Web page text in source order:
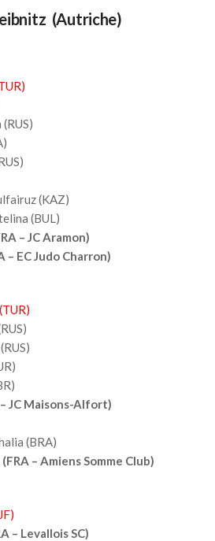
(Autriche)
(KAZ)
(BUL)
– JC Aramon)
– EC Judo Charron)
JC Maisons-Alfort)
(BRA)
– Amiens Somme Club)
– Levallois SC)